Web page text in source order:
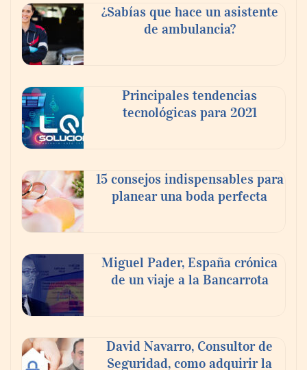
En el Día de la Cerveza, Grupo Modelo
mundo elige para reunirse: 7 de cada 10 la
escogen
compromiso para el eclipse solar del 12 de
agosto
¿Sabías que hace un asistente
de ambulancia?
Principales tendencias
tecnológicas para 2021
15 consejos indispensables para
planear una boda perfecta
Miguel Pader, España crónica
de un viaje a la Bancarrota
David Navarro, Consultor de
Seguridad, como adquirir la